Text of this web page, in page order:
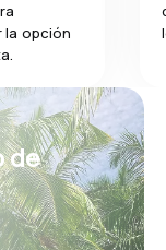
opción
de